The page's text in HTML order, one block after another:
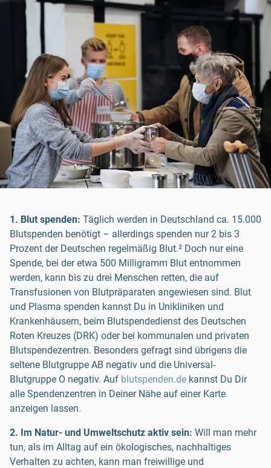
1. Blut spenden: Täglich werden in Deutschland ca. 15.000
Blutspenden benötigt – allerdings spenden nur 2 bis 3
Prozent der Deutschen regelmäßig Blut.² Doch nur eine
Spende, bei der etwa 500 Milligramm Blut entnommen
werden, kann bis zu drei Menschen retten, die auf
Transfusionen von Blutpräparaten angewiesen sind. Blut
und Plasma spenden kannst Du in Unikliniken und
Krankenhäusern, beim Blutspendedienst des Deutschen
Roten Kreuzes (DRK) oder bei kommunalen und privaten
Blutspendezentren. Besonders gefragt sind übrigens die
seltene Blutgruppe AB negativ und die Universal-
Blutgruppe O negativ. Auf blutspenden.de kannst Du Dir
alle Spendenzentren in Deiner Nähe auf einer Karte
anzeigen lassen.
2. Im Natur- und Umweltschutz aktiv sein: Will man mehr
tun, als im Alltag auf ein ökologisches, nachhaltiges
Verhalten zu achten, kann man freiwillige und